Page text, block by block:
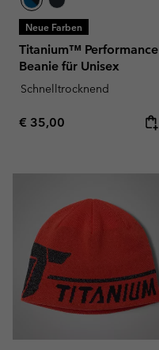
Neue Farben
Titanium™ Performance
Beanie für Unisex
Schnelltrocknend
Regular price:
€ 35,00